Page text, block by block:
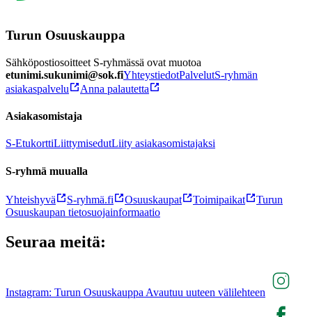
Turun Osuuskauppa
Sähköpostiosoitteet S-ryhmässä ovat muotoa
etunimi.sukunimi@sok.fiYhteystiedotPalvelutS-ryhmän
asiakaspalvelu
Anna palautetta
Asiakasomistaja
S-EtukorttiLiittymisedutLiity asiakasomistajaksi
S-ryhmä muualla
Yhteishyvä S-ryhmä.fi Osuuskaupat Toimipaikat
Turun
Osuuskaupan tietosuojainformaatio
Seuraa meitä:
Instagram: Turun Osuuskauppa Avautuu uuteen välilehteen